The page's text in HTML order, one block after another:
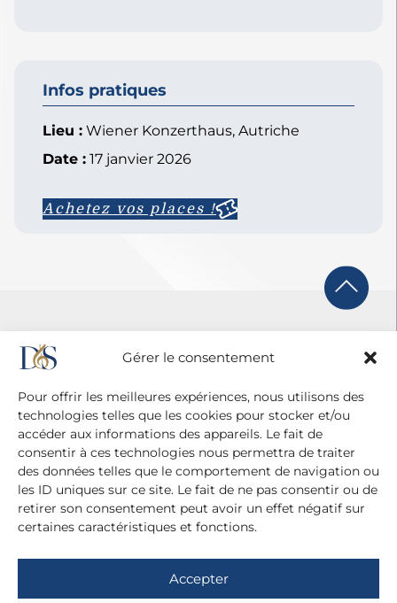
Gérer le consentement
Pour offrir les meilleures expériences, nous utilisons des
technologies telles que les cookies pour stocker et/ou
accéder aux informations des appareils. Le fait de
consentir à ces technologies nous permettra de traiter
des données telles que le comportement de navigation ou
les ID uniques sur ce site. Le fait de ne pas consentir ou de
retirer son consentement peut avoir un effet négatif sur
certaines caractéristiques et fonctions.
Accepter
Infos pratiques
Lieu : Wiener Konzerthaus, Autriche
Date : 17 janvier 2026
Achetez vos places !
20 cité Malesherbes - 75009 Paris
+ 33 (0)1 42 81 38 21